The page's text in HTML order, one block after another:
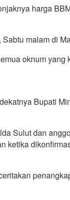
harga
malam di
oknum yang
Bupati
Sulut dan
ketika